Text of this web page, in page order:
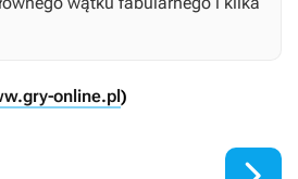
online.pl)